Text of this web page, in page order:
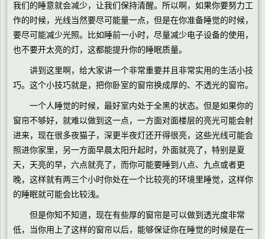
我们的睡意就会减少，让我们保持清醒。所以啊，如果你要努力工
作的时候，光线当然要尽可能量一点，但是在你准备睡觉的时候，
要尽可能减少光照。比如睡前一小时，尽量减少电子设备的使用，
也不要开太亮的灯，这都能提升你的睡眠质量。
讲到这里啊，给大家讲一个非常重要并且非常实用的生活小技
巧。这个小技巧就是，把你卧室的窗帘换成厚的、不透光的窗帘。
一个人睡觉的时候，最好室内处于全黑的状态。但是如果你的
窗帘不够好，就难以做到这一点，一方面对面楼层的亮光可能会射
进来，现在很多夜猫子，深更半夜灯还开得很亮，这些光线可能会
照进你家里，另一方面早晨太阳升起时，外面就亮了，特别是夏
天，天亮的早，六点就亮了，而你可能要睡到八点、九点或者更
晚，这样就有两三个小时你处在一个比较亮的环境里睡觉，这样你
的睡眠就可能会比较浅。
但是你知不知道，现在有些厚的窗帘是可以做到透光度非常
低，当你用上了这样的窗帘以后，能够保证你在睡觉的时候是在一